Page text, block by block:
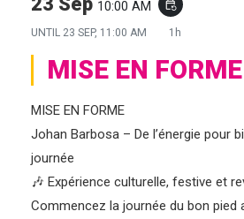
10:00 AM event_repeat
UNTIL 23 SEP, 11:00 AM 1h
MISE EN FORME
MISE EN FORME
Johan Barbosa – De l’énergie pour
journée
🎶 Expérience culturelle, festive et
Commencez la journée du bon pied